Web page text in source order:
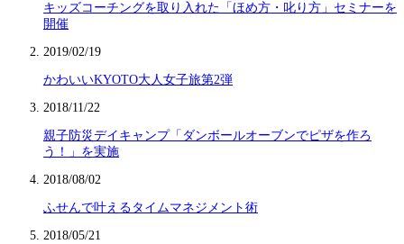
キッズコーチングを取り入れた「ほめ方・叱り方」セミナーを
開催
2019/02/19
かわいいKYOTO大人女子旅第2弾
2018/11/22
親子防災デイキャンプ「ダンボールオーブンでピザを作ろ
う！」を実施
2018/08/02
ふせんで叶えるタイムマネジメント術
2018/05/21